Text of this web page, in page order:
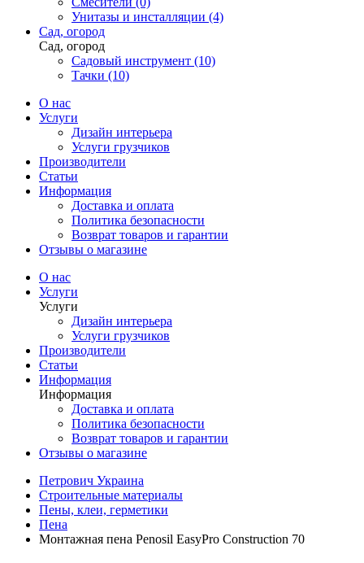
Унитазы и инсталляции (4)
Сад, огород
Сад, огород
Садовый инструмент (10)
Тачки (10)
О нас
Услуги
Дизайн интерьера
Услуги грузчиков
Производители
Статьи
Информация
Доставка и оплата
Политика безопасности
Возврат товаров и гарантии
Отзывы о магазине
О нас
Услуги
Услуги
Дизайн интерьера
Услуги грузчиков
Производители
Статьи
Информация
Информация
Доставка и оплата
Политика безопасности
Возврат товаров и гарантии
Отзывы о магазине
Петрович Украина
Строительные материалы
Пены, клеи, герметики
Пена
Монтажная пена Penosil EasyPro Construction 70